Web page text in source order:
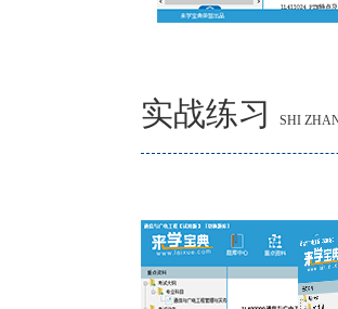
实战练习 SHI